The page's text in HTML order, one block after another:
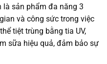
là sản phẩm đa năng 3
và công sức trong việc
tiệt trùng bằng tia UV,
sữa hiệu quả, đảm bảo sự